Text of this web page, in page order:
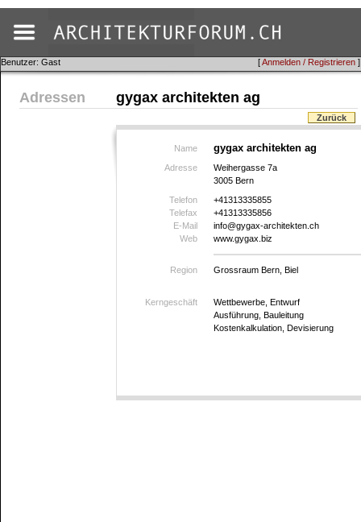
[Anmelden / Registrieren ]
Benutzer: Gast
Adressen gygax architekten ag
Zurück
Name gygax architekten ag
Adresse
Weihergasse 7a
3005 Bern
Telefon
+41313335855
Telefax
+41313335856
E-Mail
info@gygax-architekten.ch
Web
www.gygax.biz
Region Grossraum Bern, Biel
Kerngeschäft
Wettbewerbe, Entwurf
Ausführung, Bauleitung
Kostenkalkulation, Devisierung